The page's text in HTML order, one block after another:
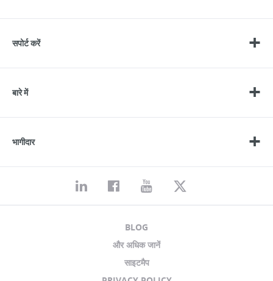
सपोर्ट करें
बारे में
भागीदार
BLOG
और अधिक जानें
साइटमैप